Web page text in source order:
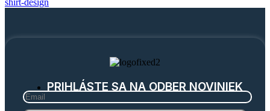
PRIHLÁSTE SA NA ODBER NOVINIEK